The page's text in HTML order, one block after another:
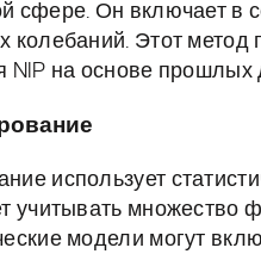
сфере. Он включает в
Этот метод
NIP на основе прошлых
использует
учитывать множество
модели могут